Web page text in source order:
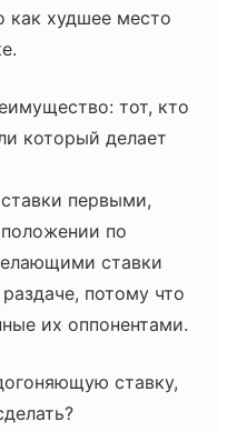
как худшее место
тот, кто
который делает
первыми,
по
ставки
потому что
их оппонентами.
ставку,